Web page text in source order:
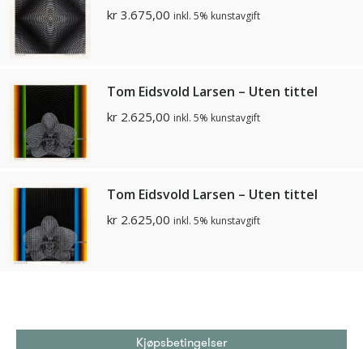
kr 3.675,00 inkl. 5% kunstavgift
Tom Eidsvold Larsen – Uten tittel
kr 2.625,00 inkl. 5% kunstavgift
Tom Eidsvold Larsen – Uten tittel
kr 2.625,00 inkl. 5% kunstavgift
Kjøpsbetingelser